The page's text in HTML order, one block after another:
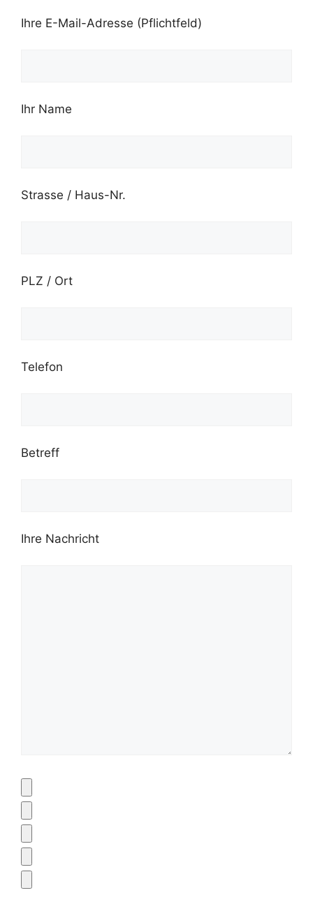
Ihre E-Mail-Adresse (Pflichtfeld)
Ihr Name
Strasse / Haus-Nr.
PLZ / Ort
Telefon
Betreff
Ihre Nachricht